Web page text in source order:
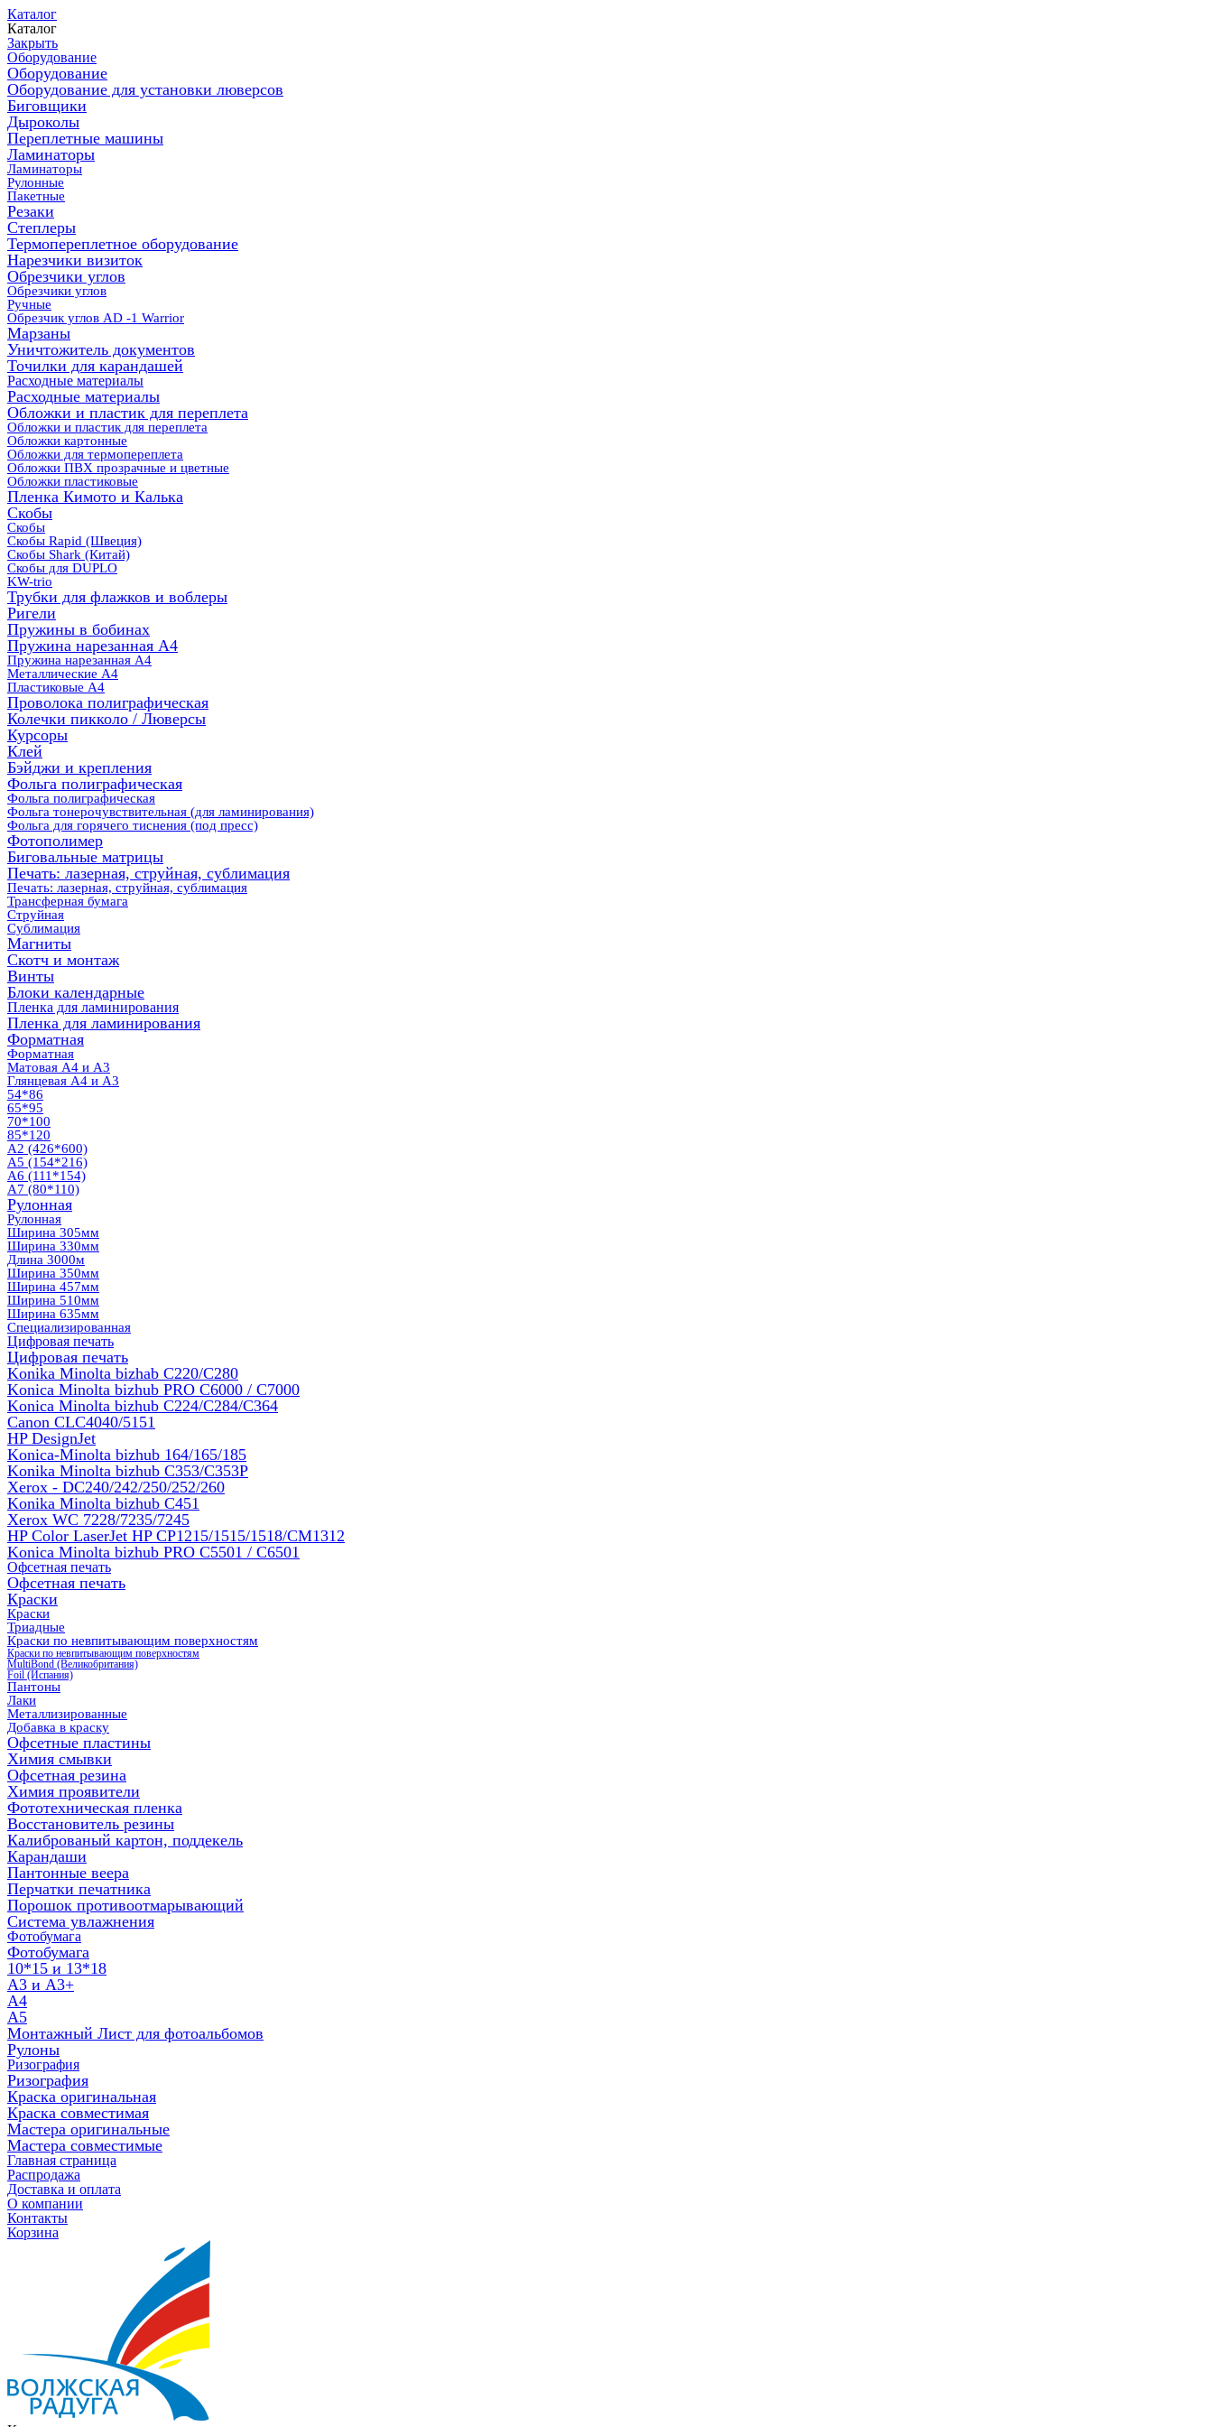
Каталог
Каталог
Закрыть
Оборудование
Оборудование
Оборудование для установки люверсов
Биговщики
Дыроколы
Переплетные машины
Ламинаторы
Ламинаторы
Рулонные
Пакетные
Резаки
Степлеры
Термопереплетное оборудование
Нарезчики визиток
Обрезчики углов
Обрезчики углов
Ручные
Обрезчик углов AD -1 Warrior
Марзаны
Уничтожитель документов
Точилки для карандашей
Расходные материалы
Расходные материалы
Обложки и пластик для переплета
Обложки и пластик для переплета
Обложки картонные
Обложки для термопереплета
Обложки ПВХ прозрачные и цветные
Обложки пластиковые
Пленка Кимото и Калька
Скобы
Скобы
Скобы Rapid (Швеция)
Скобы Shark (Китай)
Скобы для DUPLO
KW-trio
Трубки для флажков и воблеры
Ригели
Пружины в бобинах
Пружина нарезанная А4
Пружина нарезанная А4
Металлические А4
Пластиковые А4
Проволока полиграфическая
Колечки пикколо / Люверсы
Курсоры
Клей
Бэйджи и крепления
Фольга полиграфическая
Фольга полиграфическая
Фольга тонерочувствительная (для ламинирования)
Фольга для горячего тиснения (под пресс)
Фотополимер
Биговальные матрицы
Печать: лазерная, струйная, сублимация
Печать: лазерная, струйная, сублимация
Трансферная бумага
Струйная
Сублимация
Магниты
Скотч и монтаж
Винты
Блоки календарные
Пленка для ламинирования
Пленка для ламинирования
Форматная
Форматная
Матовая А4 и А3
Глянцевая А4 и А3
54*86
65*95
70*100
85*120
А2 (426*600)
А5 (154*216)
А6 (111*154)
А7 (80*110)
Рулонная
Рулонная
Ширина 305мм
Ширина 330мм
Длина 3000м
Ширина 350мм
Ширина 457мм
Ширина 510мм
Ширина 635мм
Специализированная
Цифровая печать
Цифровая печать
Konika Minolta bizhab C220/C280
Konica Minolta bizhub PRO C6000 / C7000
Konica Minolta bizhub С224/С284/С364
Canon CLC4040/5151
HP DesignJet
Konica-Minolta bizhub 164/165/185
Konika Minolta bizhub C353/C353Р
Xerox - DC240/242/250/252/260
Konika Minolta bizhub C451
Xerox WC 7228/7235/7245
HP Color LaserJet HP CP1215/1515/1518/CM1312
Konica Minolta bizhub PRO С5501 / С6501
Офсетная печать
Офсетная печать
Краски
Краски
Триадные
Краски по невпитывающим поверхностям
Краски по невпитывающим поверхностям
MultiBond (Великобритания)
Foil (Испания)
Пантоны
Лаки
Металлизированные
Добавка в краску
Офсетные пластины
Химия смывки
Офсетная резина
Химия проявители
Фототехническая пленка
Восстановитель резины
Калиброваный картон, поддекель
Карандаши
Пантонные веера
Перчатки печатника
Порошок противоотмарывающий
Система увлажнения
Фотобумага
Фотобумага
10*15 и 13*18
A3 и А3+
А4
А5
Монтажный Лист для фотоальбомов
Рулоны
Ризография
Ризография
Краска оригинальная
Краска совместимая
Мастера оригинальные
Мастера совместимые
Главная страница
Распродажа
Доставка и оплата
О компании
Контакты
Корзина